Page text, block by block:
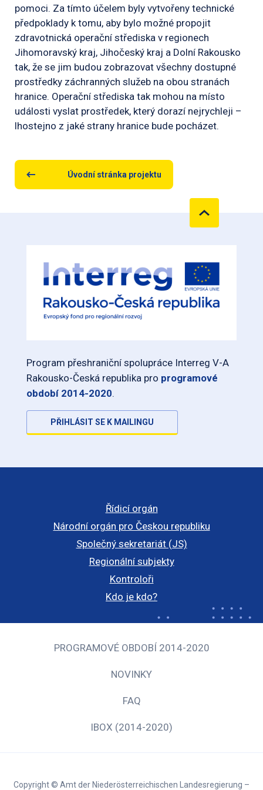
pomoci. Za tímto účelem byly vytvořeny technické
předpoklady k tomu, aby bylo možné propojit
zdravotnická operační střediska v regionech
Jihomoravský kraj, Jihočeský kraj a Dolní Rakousko
tak, že se jim budou zobrazovat všechny dostupné
prostředky záchranných služeb na obou stranách
hranice. Operační střediska tak mohou na místo
události vyslat prostředek, který dorazí nejrychleji –
lhostejno z jaké strany hranice bude pocházet.
Úvodní stránka projektu
Program přeshraniční spolupráce Interreg V-A
Rakousko-Česká republika pro programové
období 2014-2020.
PŘIHLÁSIT SE K MAILINGU
Řídicí orgán
Národní orgán pro Českou republiku
Společný sekretariát (JS)
Regionální subjekty
Kontroloři
Kdo je kdo?
PROGRAMOVÉ OBDOBÍ 2014-2020
NOVINKY
FAQ
IBOX (2014-2020)
Copyright © Amt der Niederösterreichischen Landesregierung –